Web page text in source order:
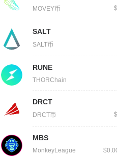
MOVEY币
SALT
SALT币
RUNE
THORChain
DRCT
DRCT币
MBS
MonkeyLeague